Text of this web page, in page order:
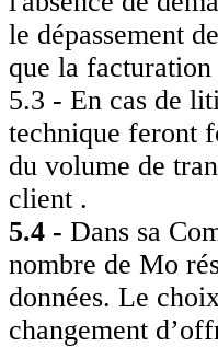
le dépassement
que la
5.3 - En cas de
technique feront
du volume de
client .
5.4 - Dans sa
nombre de Mo
données. Le
changement